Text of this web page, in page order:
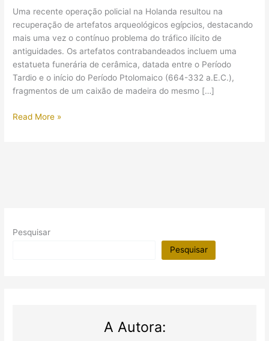
Uma recente operação policial na Holanda resultou na
recuperação de artefatos arqueológicos egípcios, destacando
mais uma vez o contínuo problema do tráfico ilícito de
antiguidades. Os artefatos contrabandeados incluem uma
estatueta funerária de cerâmica, datada entre o Período
Tardio e o início do Período Ptolomaico (664-332 a.E.C.),
fragmentos de um caixão de madeira do mesmo […]
Operação
cabeça
Read More »
Pesquisar
Pesquisar
A Autora: